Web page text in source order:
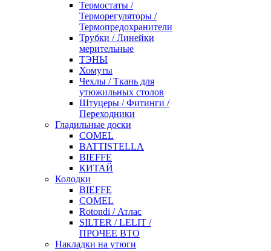
Термостаты /
Терморегуляторы /
Термопредохранители
Трубки / Линейки
мерительные
ТЭНЫ
Хомуты
Чехлы / Ткань для
утюжильных столов
Штуцеры / Фитинги /
Переходники
Гладильные доски
COMEL
BATTISTELLA
BIEFFE
КИТАЙ
Колодки
BIEFFE
COMEL
Rotondi / Атлас
SILTER / LELIT /
ПРОЧЕЕ ВТО
Накладки на утюги